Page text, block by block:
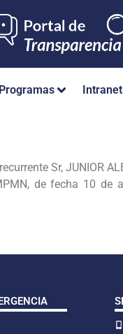
Programas Intranet
Sr, JUNIOR
de fecha 10